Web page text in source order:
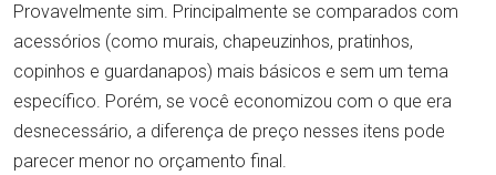
Provavelmente sim. Principalmente se comparados com
acessórios (como murais, chapeuzinhos, pratinhos,
copinhos e guardanapos) mais básicos e sem um tema
específico. Porém, se você economizou com o que era
desnecessário, a diferença de preço nesses itens pode
parecer menor no orçamento final.